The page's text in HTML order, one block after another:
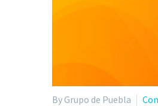
By Grupo de Puebla